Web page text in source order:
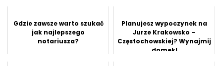
Gdzie zawsze warto szukać
jak najlepszego
notariusza?
Planujesz wypoczynek na
Jurze Krakowsko –
Częstochowskiej? Wynajmij
domek!